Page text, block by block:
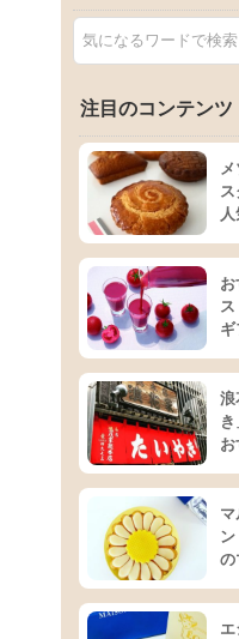
注目のコンテンツ
ギ
浪
の